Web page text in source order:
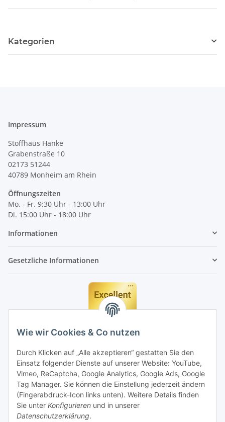
Wie wir Cookies & Co nutzen
Durch Klicken auf „Alle akzeptieren“ gestatten Sie den
Einsatz folgender Dienste auf unserer Website: YouTube,
Vimeo, ReCaptcha, Google Analytics, Google Ads, Google
Tag Manager. Sie können die Einstellung jederzeit ändern
(Fingerabdruck-Icon links unten). Weitere Details finden
Sie unter Konfigurieren und in unserer
Datenschutzerklärung.
Kategorien
Impressum
Stoffhaus Hanke
Grabenstraße 10
02173 51244
40789 Monheim am Rhein
Öffnungszeiten
Mo. - Fr. 9:30 Uhr - 13:00 Uhr
Di. 15:00 Uhr - 18:00 Uhr
Informationen
Gesetzliche Informationen